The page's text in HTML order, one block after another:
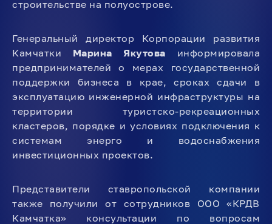
строительстве на полуострове.
Генеральный директор Корпорации развития
Камчатки Марина Якутова информировала
предпринимателей о мерах государственной
поддержки бизнеса в крае, сроках сдачи в
эксплуатацию инженерной инфраструктуры на
территории туристско-рекреационных
кластеров, порядке и условиях подключения к
системам энерго и водоснабжения
инвестиционных проектов.
Представители ставропольской компании
также получили от сотрудников ООО «КРДВ
Камчатка» консультации по вопросам